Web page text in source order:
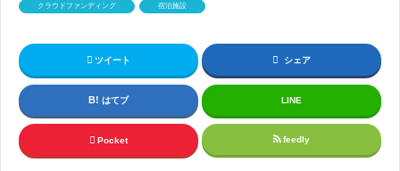
クラウドファンディング 宿泊施設
ツイート シェア
はてブ LINE
Pocket feedly